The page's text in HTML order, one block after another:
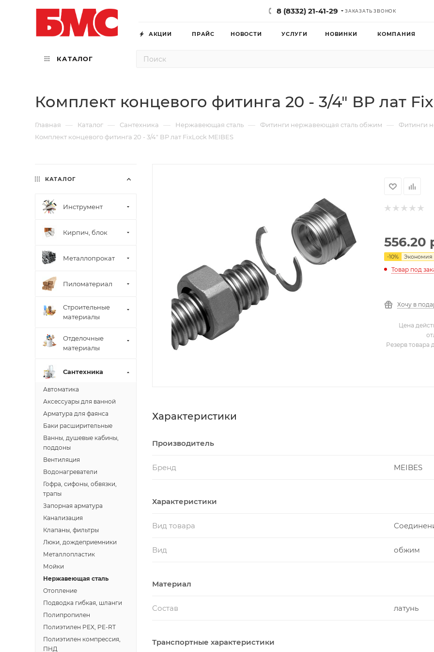
8 (8332) 21-41-29 ЗАКАЗАТЬ ЗВОНОК
АКЦИИ ПРАЙС НОВОСТИ УСЛУГИ НОВИНКИ КОМПАНИЯ
КАТАЛОГ
Комплект концевого фитинга 20 - 3/4" ВР лат
Главная — Каталог — Сантехника — Нержавеющая сталь — Фитинги нержавеющая сталь обжим —
Фитинги
Комплект концевого фитинга 20 - 3/4" ВР лат FixLock MEIBES
556.20
-10% Экономия
Товар под
Хочу в
Цена
Резерв товара
Характеристики
Производитель
Бренд MEIBES
Характеристики
Вид товара
Вид обжим
Материал
Состав латунь
Транспортные характеристики
КАТАЛОГ
Инструмент
Кирпич, блок
Металлопрокат
Пиломатериал
Строительные
материалы
Отделочные
материалы
Сантехника
Автоматика
Аксессуары для ванной
Арматура для фаянса
Баки расширительные
Ванны, душевые кабины,
поддоны
Вентиляция
Водонагреватели
Гофра, сифоны, обвязки,
трапы
Запорная арматура
Канализация
Клапаны, фильтры
Люки, дождеприемники
Металлопластик
Мойки
Нержавеющая сталь
Отопление
Подводка гибкая, шланги
Полипропилен
Полиэтилен PEX, PE-RT
Полиэтилен компрессия,
ПНД